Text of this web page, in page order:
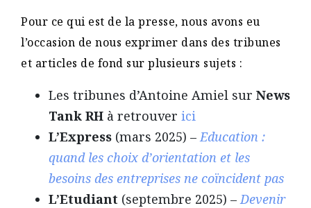
Pour ce qui est de la presse, nous avons eu
l’occasion de nous exprimer dans des tribunes
et articles de fond sur plusieurs sujets :
Les tribunes d’Antoine Amiel sur News
Tank RH à retrouver ici
L’Express (mars 2025) – Education :
quand les choix d’orientation et les
besoins des entreprises ne coïncident pas
L’Etudiant (septembre 2025) –Devenir